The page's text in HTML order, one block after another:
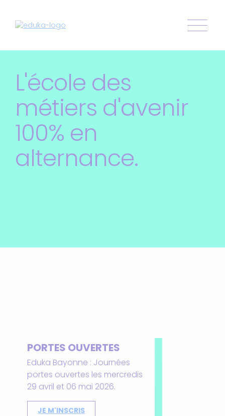
L'école des
métiers d'avenir
100% en
alternance.
PORTES OUVERTES
Eduka Bayonne : Journées
portes ouvertes les mercredis
29 avril et 06 mai 2026.
JE M'INSCRIS